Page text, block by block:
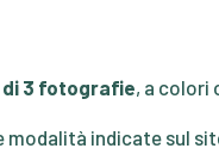
di 3 fotografie, a colori
indicate sul